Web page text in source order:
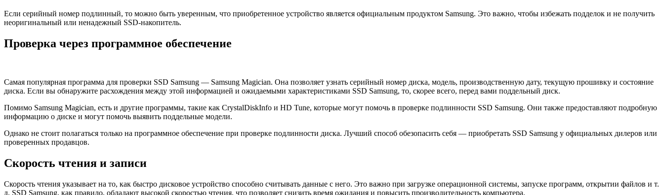
Если серийный номер подлинный, то можно быть уверенным, что приобретенное устройство является официальным продуктом Samsung. Это важно, чтобы избежать подделок и не получить
неоригинальный или ненадежный SSD-накопитель.
Проверка через программное обеспечение
Самая популярная программа для проверки SSD Samsung — Samsung Magician. Она позволяет узнать серийный номер диска, модель, производственную дату, текущую прошивку и состояние
диска. Если вы обнаружите расхождения между этой информацией и ожидаемыми характеристиками SSD Samsung, то, скорее всего, перед вами поддельный диск.
Помимо Samsung Magician, есть и другие программы, такие как CrystalDiskInfo и HD Tune, которые могут помочь в проверке подлинности SSD Samsung. Они также предоставляют подробную
информацию о диске и могут помочь выявить поддельные модели.
Однако не стоит полагаться только на программное обеспечение при проверке подлинности диска. Лучший способ обезопасить себя — приобретать SSD Samsung у официальных дилеров или
проверенных продавцов.
Скорость чтения и записи
Скорость чтения указывает на то, как быстро дисковое устройство способно считывать данные с него. Это важно при загрузке операционной системы, запуске программ, открытии файлов и т.
д. SSD Samsung, как правило, обладают высокой скоростью чтения, что позволяет снизить время ожидания и повысить производительность компьютера.